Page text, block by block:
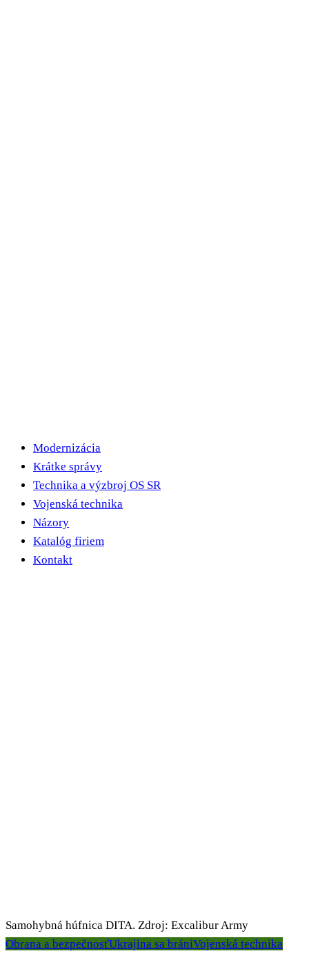
Modernizácia
Krátke správy
Technika a výzbroj OS SR
Vojenská technika
Názory
Katalóg firiem
Kontakt
Samohybná húfnica DITA. Zdroj: Excalibur Army
Obrana a bezpečnosťUkrajina sa brániVojenská technika